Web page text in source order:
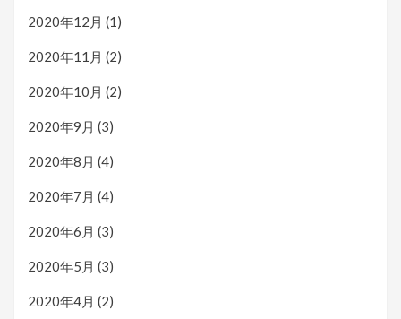
2020年12月 (1)
2020年11月 (2)
2020年10月 (2)
2020年9月 (3)
2020年8月 (4)
2020年7月 (4)
2020年6月 (3)
2020年5月 (3)
2020年4月 (2)